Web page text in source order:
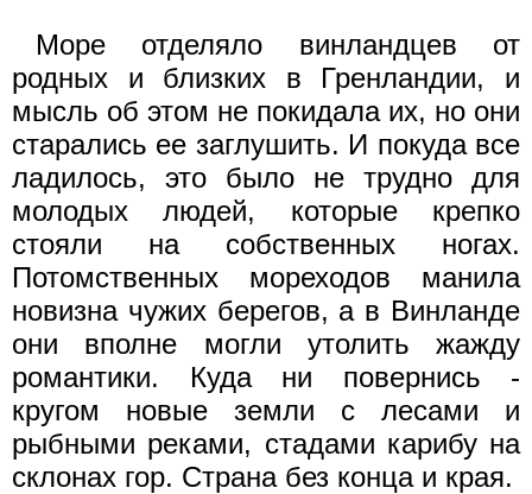
Море отделяло винландцев от
родных и близких в Гренландии, и
мысль об этом не покидала их, но они
старались ее заглушить. И покуда все
ладилось, это было не трудно для
молодых людей, которые крепко
стояли на собственных ногах.
Потомственных мореходов манила
новизна чужих берегов, а в Винланде
они вполне могли утолить жажду
романтики. Куда ни повернись -
кругом новые земли с лесами и
рыбными реками, стадами карибу на
склонах гор. Страна без конца и края.